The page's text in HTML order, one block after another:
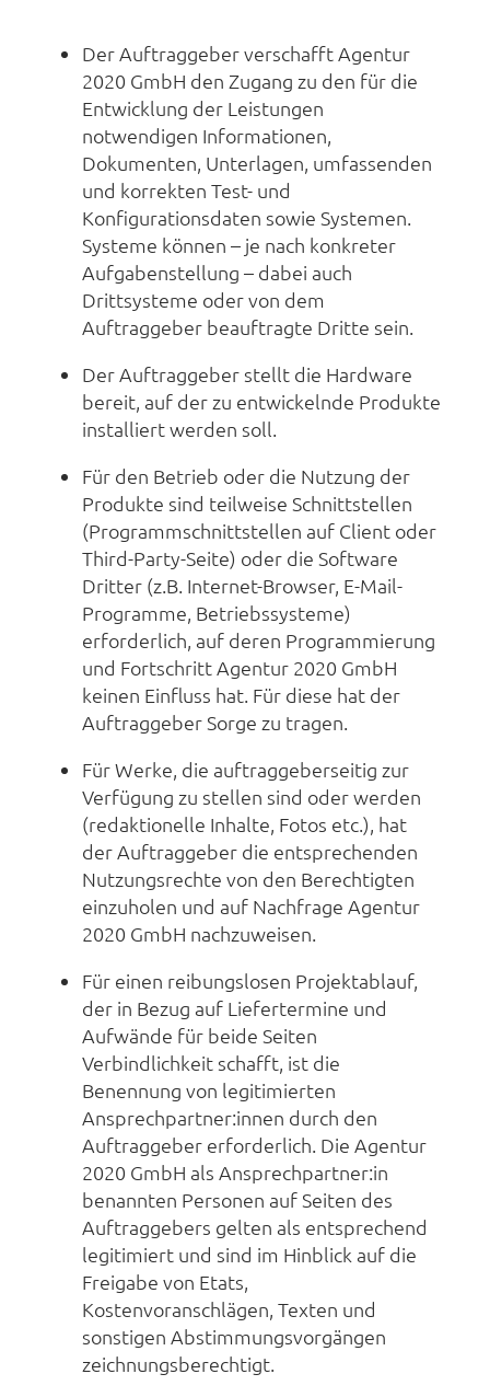
Der Auftraggeber verschafft Agentur
2020 GmbH den Zugang zu den für die
Entwicklung der Leistungen
notwendigen Informationen,
Dokumenten, Unterlagen, umfassenden
und korrekten Test- und
Konfigurationsdaten sowie Systemen.
Systeme können – je nach konkreter
Aufgabenstellung – dabei auch
Drittsysteme oder von dem
Auftraggeber beauftragte Dritte sein.
Der Auftraggeber stellt die Hardware
bereit, auf der zu entwickelnde Produkte
installiert werden soll.
Für den Betrieb oder die Nutzung der
Produkte sind teilweise Schnittstellen
(Programmschnittstellen auf Client oder
Third-Party-Seite) oder die Software
Dritter (z.B. Internet-Browser, E-Mail-
Programme, Betriebssysteme)
erforderlich, auf deren Programmierung
und Fortschritt Agentur 2020 GmbH
keinen Einfluss hat. Für diese hat der
Auftraggeber Sorge zu tragen.
Für Werke, die auftraggeberseitig zur
Verfügung zu stellen sind oder werden
(redaktionelle Inhalte, Fotos etc.), hat
der Auftraggeber die entsprechenden
Nutzungsrechte von den Berechtigten
einzuholen und auf Nachfrage Agentur
2020 GmbH nachzuweisen.
Für einen reibungslosen Projektablauf,
der in Bezug auf Liefertermine und
Aufwände für beide Seiten
Verbindlichkeit schafft, ist die
Benennung von legitimierten
Ansprechpartner:innen durch den
Auftraggeber erforderlich. Die Agentur
2020 GmbH als Ansprechpartner:in
benannten Personen auf Seiten des
Auftraggebers gelten als entsprechend
legitimiert und sind im Hinblick auf die
Freigabe von Etats,
Kostenvoranschlägen, Texten und
sonstigen Abstimmungsvorgängen
zeichnungsberechtigt.